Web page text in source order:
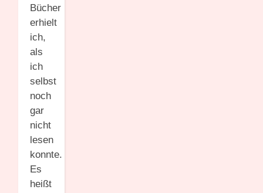
Bücher
erhielt
ich,
als
ich
selbst
noch
gar
nicht
lesen
konnte.
Es
heißt